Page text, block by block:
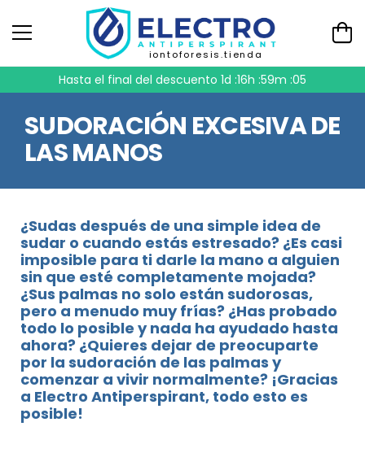
iontoforesis.tienda
Hasta el final del descuento 1d :16h :59m :05
SUDORACIÓN EXCESIVA DE
LAS MANOS
¿Sudas después de una simple idea de
sudar o cuando estás estresado? ¿Es casi
imposible para ti darle la mano a alguien
sin que esté completamente mojada?
¿Sus palmas no solo están sudorosas,
pero a menudo muy frías? ¿Has probado
todo lo posible y nada ha ayudado hasta
ahora? ¿Quieres dejar de preocuparte
por la sudoración de las palmas y
comenzar a vivir normalmente? ¡Gracias
a Electro Antiperspirant, todo esto es
posible!